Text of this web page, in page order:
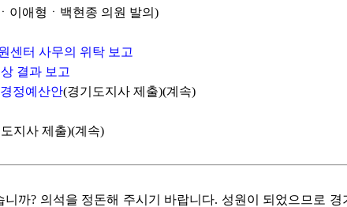
이애형ㆍ백현종 의원 발의)
센터 사무의 위탁 보고
결과 보고
정예산안(경기도지사 제출)(계속)
지사 제출)(계속)
니까? 의석을 정돈해 주시기 바랍니다. 성원이 되었으므로